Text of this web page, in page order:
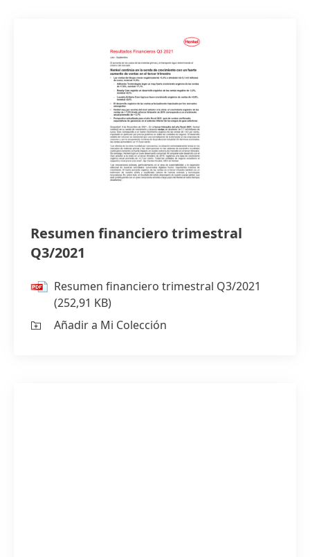
Resumen financiero trimestral
Q3/2021
Resumen financiero trimestral Q3/2021
(252,91 KB)
Añadir a Mi Colección